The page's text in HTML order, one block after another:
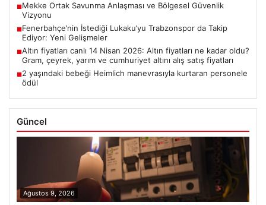
■Mekke Ortak Savunma Anlaşması ve Bölgesel Güvenlik
Vizyonu
■Fenerbahçe’nin İstediği Lukaku’yu Trabzonspor da Takip
Ediyor: Yeni Gelişmeler
■Altın fiyatları canlı 14 Nisan 2026: Altın fiyatları ne kadar oldu?
Gram, çeyrek, yarım ve cumhuriyet altını alış satış fiyatları
■2 yaşındaki bebeği Heimlich manevrasıyla kurtaran personele
ödül
Güncel
Ağustos 9, 2026